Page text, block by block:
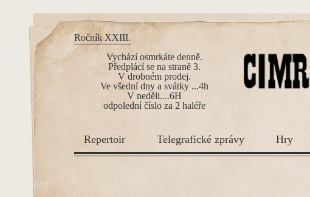
Ročník XXIII.
Vychází osmrkáte denně.
Předplácí se na straně 3.
V drobném prodej.
Ve všední dny a svátky ...4h
V neděli....6H
odpolední číslo za 2 haléře
Repertoir Telegrafické zprávy Hry